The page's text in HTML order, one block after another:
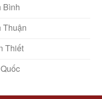
Bình
Thuận
Thiết